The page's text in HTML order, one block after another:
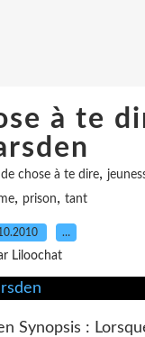
à te
chose à te dire,
, prison, tant
…
Liloochat
Synopsis :